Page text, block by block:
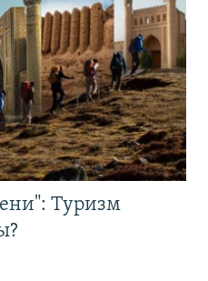
Туризм